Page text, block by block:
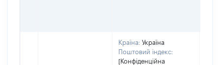
Країна: Україна
Поштовий індекс:
[Конфіденційна